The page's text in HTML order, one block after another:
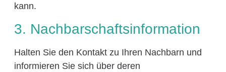
kann.
3. Nachbarschaftsinformation
Halten Sie den Kontakt zu Ihren Nachbarn und
informieren Sie sich über deren